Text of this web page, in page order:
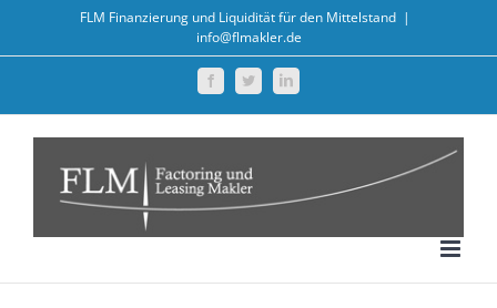
FLM Finanzierung und Liquidität für den Mittelstand |
info@flmakler.de
FacebookTwitterLinkedIn